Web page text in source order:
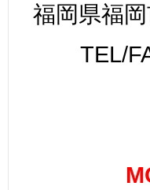
福岡県福
TEL/